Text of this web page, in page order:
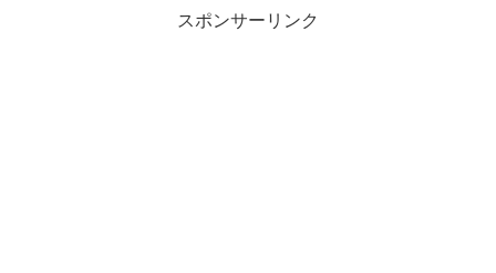
スポンサーリンク